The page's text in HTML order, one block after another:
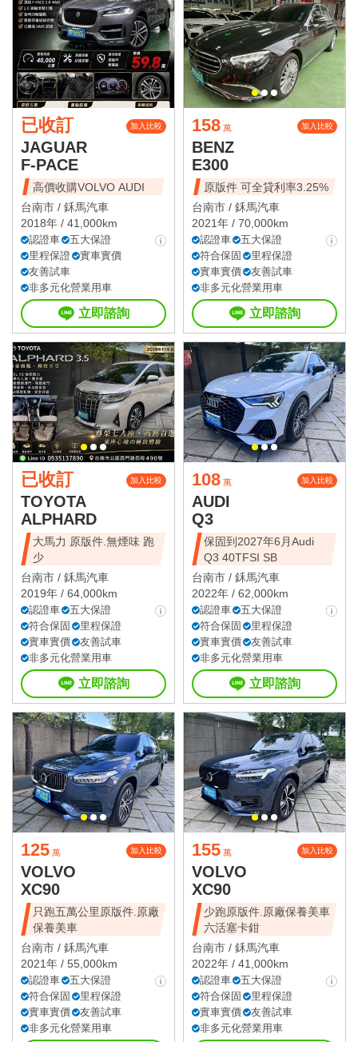
已收訂 加入比較
JAGUAR
F-PACE
高價收購VOLVO AUDI
台南市 / 鉌馬汽車
2018年 / 41,000km
認證車
五大保證
里程保證
實車實價
友善試車
非多元化營業用車
立即諮詢
158 萬 加入比較
BENZ
E300
原版件 可全貸利率3.25%
台南市 / 鉌馬汽車
2021年 / 70,000km
認證車
五大保證
符合保固
里程保證
實車實價
友善試車
非多元化營業用車
立即諮詢
已收訂 加入比較
TOYOTA
ALPHARD
大馬力 原版件.無煙味 跑
少
台南市 / 鉌馬汽車
2019年 / 64,000km
認證車
五大保證
符合保固
里程保證
實車實價
友善試車
非多元化營業用車
立即諮詢
108 萬 加入比較
AUDI
Q3
保固到2027年6月Audi
Q3 40TFSI SB
台南市 / 鉌馬汽車
2022年 / 62,000km
認證車
五大保證
符合保固
里程保證
實車實價
友善試車
非多元化營業用車
立即諮詢
125 萬 加入比較
VOLVO
XC90
只跑五萬公里原版件.原廠
保養美車
台南市 / 鉌馬汽車
2021年 / 55,000km
認證車
五大保證
符合保固
里程保證
實車實價
友善試車
非多元化營業用車
155 萬 加入比較
VOLVO
XC90
少跑原版件.原廠保養美車
六活塞卡鉗
台南市 / 鉌馬汽車
2022年 / 41,000km
認證車
五大保證
符合保固
里程保證
實車實價
友善試車
非多元化營業用車